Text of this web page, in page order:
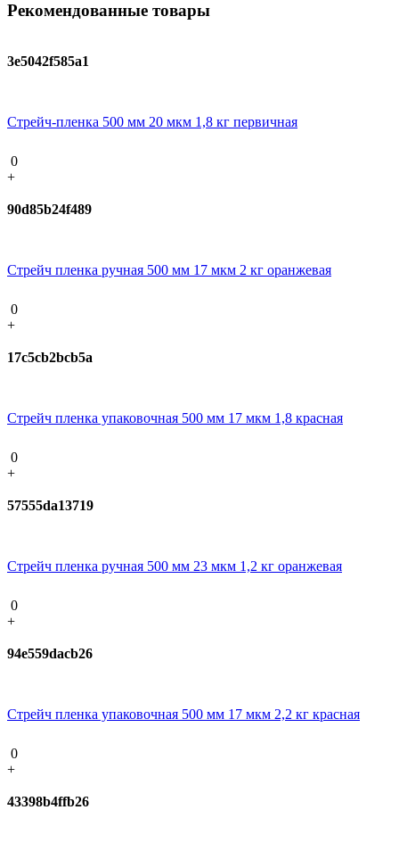
Рекомендованные товары
3e5042f585a1
Стрейч-пленка 500 мм 20 мкм 1,8 кг первичная
0
+
90d85b24f489
Стрейч пленка ручная 500 мм 17 мкм 2 кг оранжевая
0
+
17c5cb2bcb5a
Стрейч пленка упаковочная 500 мм 17 мкм 1,8 красная
0
+
57555da13719
Стрейч пленка ручная 500 мм 23 мкм 1,2 кг оранжевая
0
+
94e559dacb26
Стрейч пленка упаковочная 500 мм 17 мкм 2,2 кг красная
0
+
43398b4ffb26